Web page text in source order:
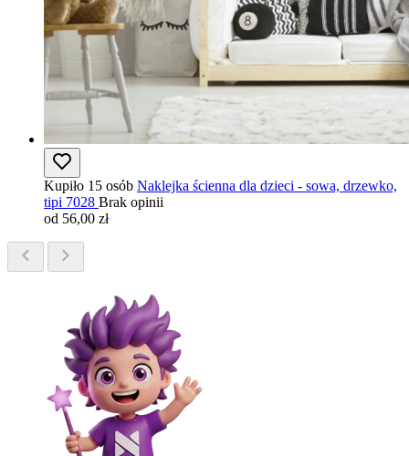
Kupiło 15 osób Naklejka ścienna dla dzieci - sowa, drzewko,
tipi 7028 Brak opinii
od 56,00 zł